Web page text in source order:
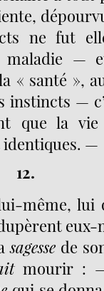
ne fut
maladie —
« santé »,
—
que la
—
12.
même, lui
eux-
sagesse de
mourir :